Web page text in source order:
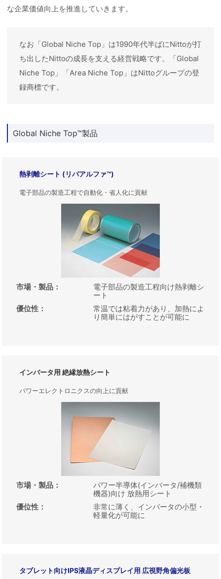
な企業価値向上を推進していきます。
なお「Global Niche Top」は1990年代半ばにNittoが打
ち出したNittoの成長を支える経営戦略です。「Global
Niche Top」「Area Niche Top」はNittoグループの登
録商標です。
Global Niche Top™製品
熱剥離シート (リバアルファ™)
電子部品の製造工程で自動化・省人化に貢献
市場・製品 ：
電子部品の製造工程向け熱剥離シ
ート
優位性 ：
常温では粘着力があり、加熱によ
り簡単にはがすことが可能に
インバータ用 絶縁放熱シート
パワーエレクトロニクスの向上に貢献
市場・製品 ：
パワー半導体(インバータ/補機類
機器)向け 放熱用シート
優位性 ：
非常に薄く、インバータの小型・
軽量化が可能に
タブレット向けIPS液晶ディスプレイ用 広視野角偏光板